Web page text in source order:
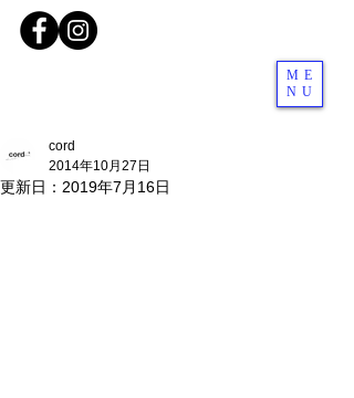
ME
NU
cord
2014年10月27日
更新日： 2019年7月16日